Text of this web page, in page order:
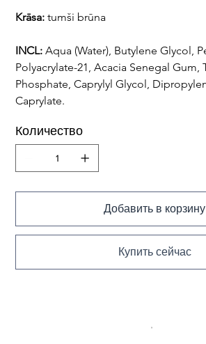
Krāsa:tumši brūna
INCL:Aqua (Water), Butylene Glycol,
Polyacrylate-21, Acacia Senegal Gum,
Phosphate, Caprylyl Glycol,
Caprylate.
Количество
Добавить в корзину
Купить сейчас